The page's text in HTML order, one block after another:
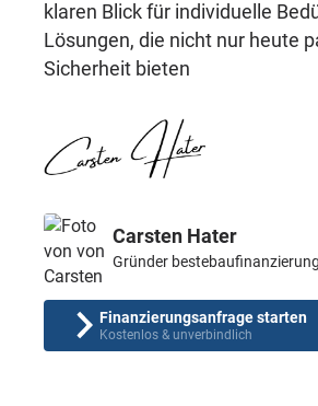
klaren Blick für individuelle
Lösungen, die nicht nur heute
Sicherheit bieten
Carsten Hater
Gründer
Finanzierungsanfrage starten
Kostenlos & unverbindlich